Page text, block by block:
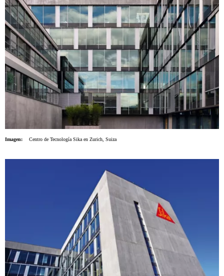
Imagen: Centro de Tecnología Sika en Zurich, Suiza